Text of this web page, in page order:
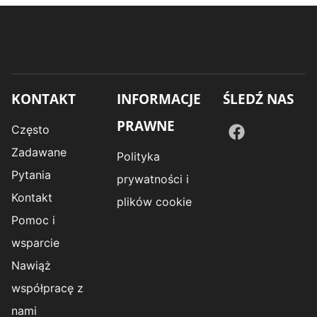
KONTAKT
Często
Zadawane
Pytania
Kontakt
Pomoc i
wsparcie
Nawiąż
współpracę z
nami
INFORMACJE
PRAWNE
Polityka
prywatności i
plików cookie
ŚLEDŹ NAS